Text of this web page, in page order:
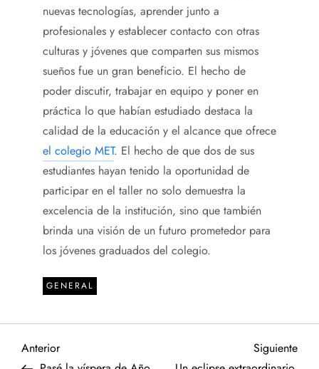
nuevas tecnologías, aprender junto a
profesionales y establecer contacto con otras
culturas y jóvenes que comparten sus mismos
sueños fue un gran beneficio. El hecho de
poder discutir, trabajar en equipo y poner en
práctica lo que habían estudiado destaca la
calidad de la educación y el alcance que ofrece
el colegio MET. El hecho de que dos de sus
estudiantes hayan tenido la oportunidad de
participar en el taller no solo demuestra la
excelencia de la institución, sino que también
brinda una visión de un futuro prometedor para
los jóvenes graduados del colegio.
GENERAL
N
Entrada
Anterior
Siguiente